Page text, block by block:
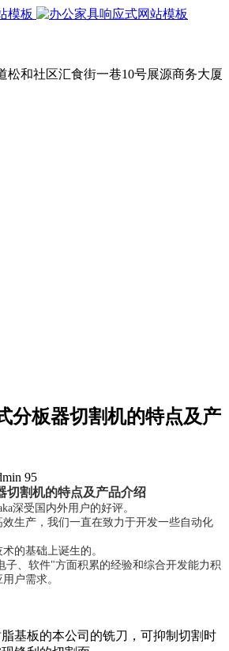
松和社区汇食街一巷10号展源商务大厦
分板器切割机的特点及产
95
切割机的特点及产品介绍
深受国内外用户的好评。
生产，我们一直在致力于开发一些自动化
的基础上诞生的。
子、软件"方面积累的经验和综合开发能力积
户需求。
基板的本公司的铣刀，可抑制切割时